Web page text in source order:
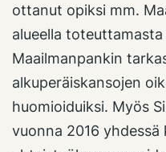
ottanut opiksi mm.
alueella
Maailmanpankin
alkuperäiskansojen
huomioiduiksi. Myös
vuonna 2016 yhdessä